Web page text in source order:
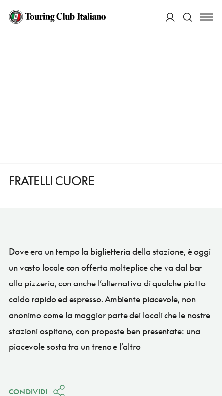
HOME
FRATELLI CUORE
Dove era un tempo la biglietteria della stazione, è oggi
un vasto locale con offerta molteplice che va dal bar
alla pizzeria, con anche l’alternativa di qualche piatto
caldo rapido ed espresso. Ambiente piacevole, non
anonimo come la maggior parte dei locali che le nostre
stazioni ospitano, con proposte ben presentate: una
piacevole sosta tra un treno e l’altro
CONDIVIDI